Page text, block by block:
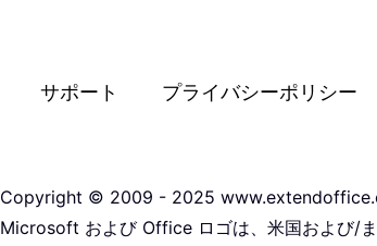
サポート プライバシーポリシー
Copyright © 2009 - 2025
Microsoft および Office ロゴは、米国および/